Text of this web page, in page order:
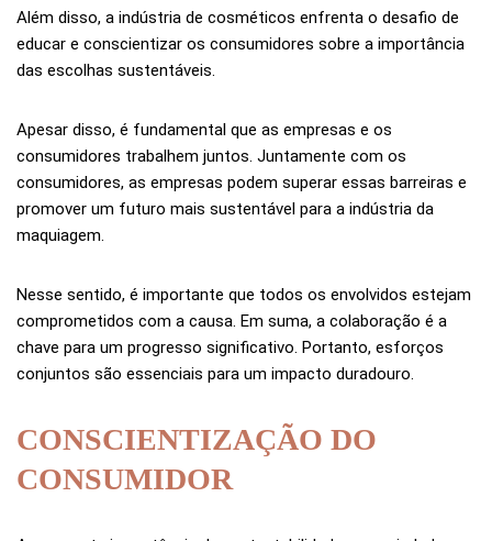
Além disso, a indústria de cosméticos enfrenta o desafio de
educar e conscientizar os consumidores sobre a importância
das escolhas sustentáveis.
Apesar disso, é fundamental que as empresas e os
consumidores trabalhem juntos. Juntamente com os
consumidores, as empresas podem superar essas barreiras e
promover um futuro mais sustentável para a indústria da
maquiagem.
Nesse sentido, é importante que todos os envolvidos estejam
comprometidos com a causa. Em suma, a colaboração é a
chave para um progresso significativo. Portanto, esforços
conjuntos são essenciais para um impacto duradouro.
CONSCIENTIZAÇÃO DO
CONSUMIDOR